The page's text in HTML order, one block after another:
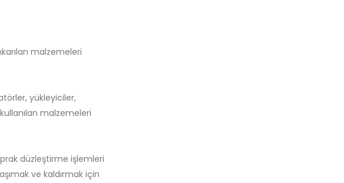
malzemeleri
yükleyiciler,
malzemeleri
düzleştirme işlemleri
ve kaldırmak için